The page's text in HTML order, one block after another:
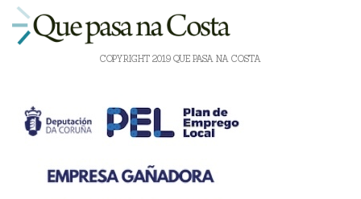
COPYRIGHT 2019 QUE PASA NA COSTA